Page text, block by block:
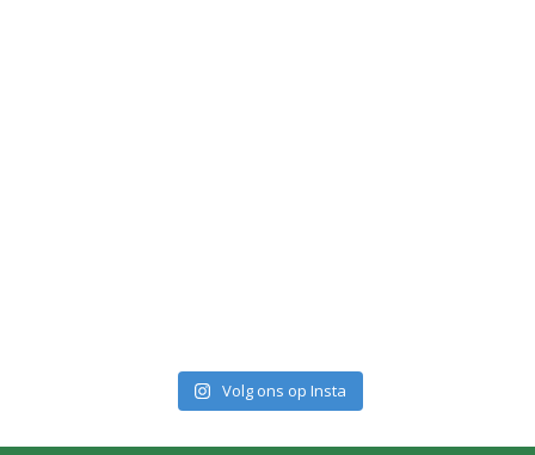
Volg ons op Insta